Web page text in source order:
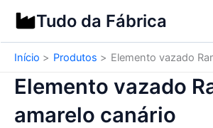
para
o
conteúdo
Tudo da Fábrica
Início Produtos Elemento vazado
Elemento vazado
amarelo canário